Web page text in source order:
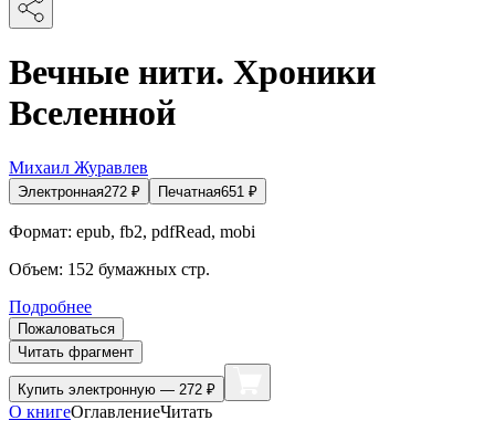
Вечные нити. Хроники
Вселенной
Михаил Журавлев
Электронная272 ₽ Печатная651 ₽
Формат: epub, fb2, pdfRead, mobi
Объем: 152 бумажных стр.
Подробнее
Пожаловаться
Читать фрагмент
Купить электронную — 272 ₽
О книгеОглавлениеЧитать